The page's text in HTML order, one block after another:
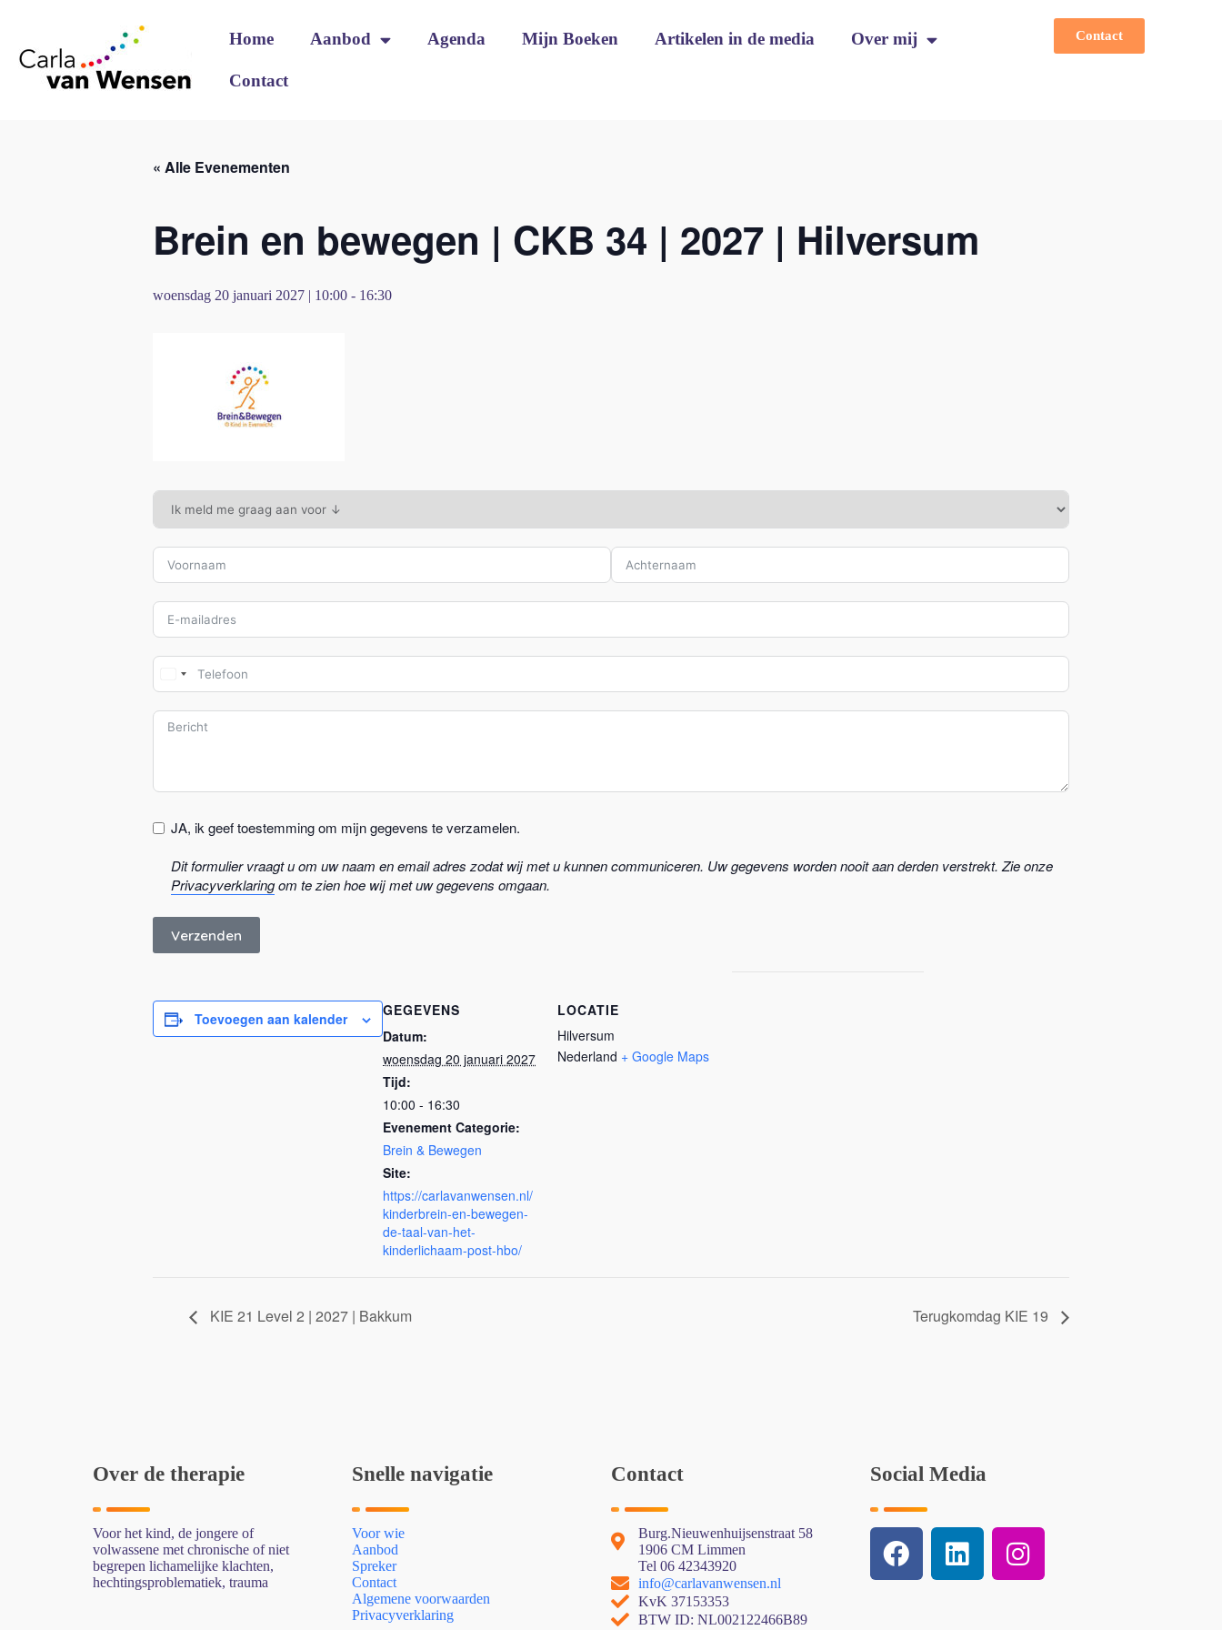
Home Aanbod Agenda Mijn Boeken Artikelen in de media Over mij
Contact
Contact
« Alle Evenementen
Brein en bewegen | CKB 34 | 2027 | Hilversum
woensdag 20 januari 2027 | 10:00 - 16:30
JA, ik geef toestemming om mijn gegevens te verzamelen.
Dit formulier vraagt u om uw naam en email adres zodat wij met u kunnen communiceren. Uw gegevens worden nooit aan derden verstrekt. Zie onze
Privacyverklaringom te zien hoe wij met uw gegevens omgaan.
Verzenden
Toevoegen aan kalender
GEGEVENS
Datum:
woensdag 20 januari 2027
Tijd:
10:00 - 16:30
Evenement Categorie:
Brein & Bewegen
Site:
https://carlavanwensen.nl/
kinderbrein-en-bewegen-
de-taal-van-het-
kinderlichaam-post-hbo/
LOCATIE
Hilversum
Nederland + Google Maps
KIE 21 Level 2 | 2027 | Bakkum Terugkomdag KIE 19
Over de therapie
Voor het kind, de jongere of
volwassene met chronische of niet
begrepen lichamelijke klachten,
hechtingsproblematiek, trauma
Snelle navigatie
Voor wie
Aanbod
Spreker
Contact
Algemene voorwaarden
Privacyverklaring
Contact
Burg.Nieuwenhuijsenstraat 58
1906 CM Limmen
Tel 06 42343920
info@carlavanwensen.nl
KvK 37153353
BTW ID: NL002122466B89
Social Media